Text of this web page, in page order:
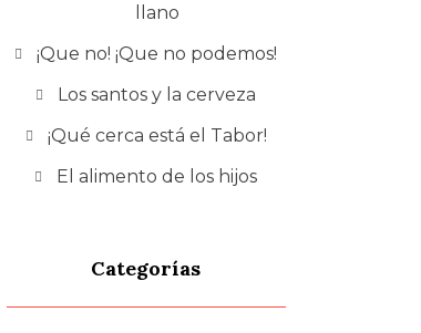
llano
¡Que no! ¡Que no podemos!
Los santos y la cerveza
¡Qué cerca está el Tabor!
El alimento de los hijos
Categorías